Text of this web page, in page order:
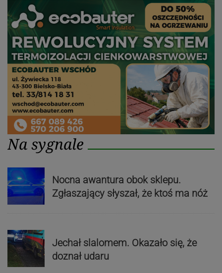
Na sygnale
Nocna awantura obok sklepu.
Zgłaszający słyszał, że ktoś ma nóż
Jechał slalomem. Okazało się, że
doznał udaru